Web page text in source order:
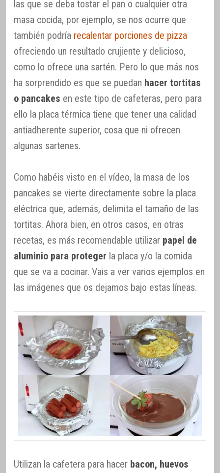
las que se deba tostar el pan o cualquier otra
masa cocida, por ejemplo, se nos ocurre que
también podría recalentar porciones de pizza
ofreciendo un resultado crujiente y delicioso,
como lo ofrece una sartén. Pero lo que más nos
ha sorprendido es que se puedan hacer tortitas
o pancakes en este tipo de cafeteras, pero para
ello la placa térmica tiene que tener una calidad
antiadherente superior, cosa que ni ofrecen
algunas sartenes.
Como habéis visto en el vídeo, la masa de los
pancakes se vierte directamente sobre la placa
eléctrica que, además, delimita el tamaño de las
tortitas. Ahora bien, en otros casos, en otras
recetas, es más recomendable utilizar papel de
aluminio para proteger la placa y/o la comida
que se va a cocinar. Vais a ver varios ejemplos en
las imágenes que os dejamos bajo estas líneas.
Utilizan la cafetera para hacer bacon, huevos